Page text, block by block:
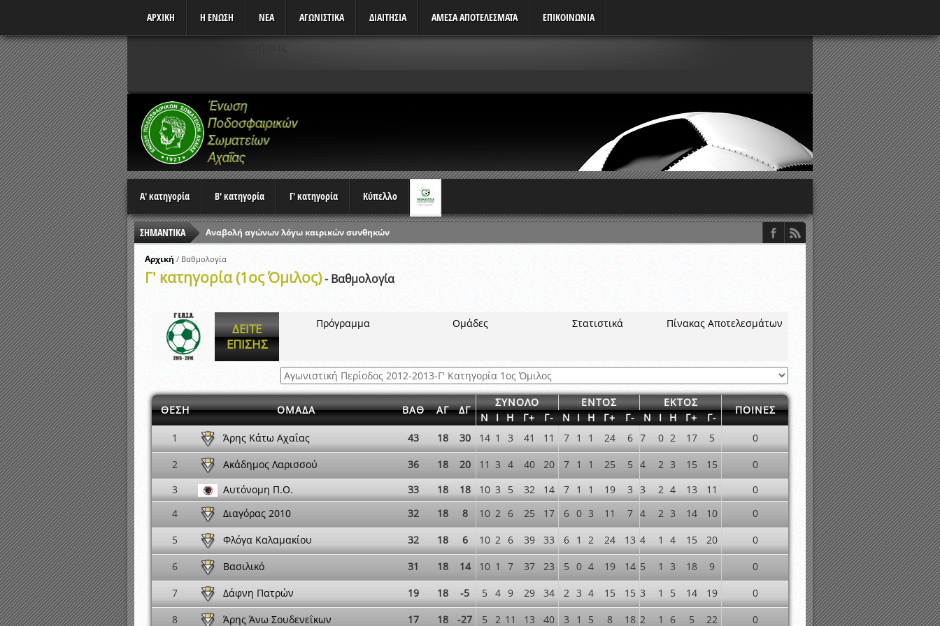
ΑΡΧΙΚΗ Η ΕΝΩΣΗ ΝΕΑ ΑΓΩΝΙΣΤΙΚΆ ΔΙΑΙΤΗΣΙΑ ΑΜΕΣΑ ΑΠΟΤΕΛΕΣΜΑΤΑ ΕΠΙΚΟΙΝΩΝΙΑ
Α' κατηγορία Β' κατηγορία Γ' κατηγορία Κύπελλο
ΣΗΜΑΝΤΙΚΑ
Αναβολή αγώνων λόγω καιρικών συνθηκών
Ώρες έναρξης αγώνων Πρωταθλημάτων
Αποτελέσματα επαναληπτικών γραπτών εξετάσεων και αγωνιστικών δοκιμασιών διαιτητών και παρατηρητών ΕΠΣΑ
Αποτελέσματα γραπτών εξετάσεων Σεμιναρίου προεπιλογής Διαιτητών και Παρατηρητών ΕΠΣΑ αγωνιστικής περιόδου 2015-2016
Καταρτισμός ομάδων ανα όμιλο
Αρχική / Βαθμολογία
Γ' κατηγορία (1ος Όμιλος)- Βαθμολογία
ΔΕΙΤΕ
ΕΠΙΣΗΣ
Πρόγραμμα Ομάδες Στατιστικά Πίνακας Αποτελεσμάτων
ΘΕΣΗ ΟΜΑΔΑ ΒΑΘ ΑΓ ΔΓ
ΣΥΝΟΛΟ ΕΝΤΟΣ ΕΚΤΟΣ
ΠΟΙΝΕΣ
Ν Ι Η Γ+ Γ- Ν Ι Η Γ+ Γ- Ν Ι Η Γ+
Γ-
1
Άρης Κάτω Αχαΐας 43 18 30 14 1 3 41 11 7 1 1 24 6 7 0 2 17 5
0
2
Ακάδημος Λαρισσού 36 18 20 11 3 4 40 20 7 1 1 25 5 4 2 3 15 15
0
3
Αυτόνομη Π.Ο. 33 18 18 10 3 5 32 14 7 1 1 19 3 3 2 4 13 11
0
4
Διαγόρας 2010 32 18 8 10 2 6 25 17 6 0 3 11 7 4 2 3 14 10
0
5
Φλόγα Καλαμακίου 32 18 6 10 2 6 39 33 6 1 2 24 13 4 1 4 15 20
0
6
Βασιλικό 31 18 14 10 1 7 37 23 5 0 4 19 14 5 1 3 18 9
0
7
Δάφνη Πατρών 19 18 -5 5 4 9 29 34 2 3 4 15 15 3 1 5 14 19
0
8
Άρης Άνω Σουδενεΐκων 17 18 -27 5 2 11 13 40 3 1 5 8 18 2 1 6 5 22 0